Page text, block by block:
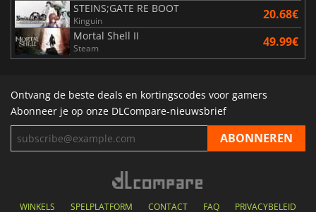
STEINS;GATE RE BOOT
Kinguin 20.68€
Mortal Shell II
Steam 49.99€
Ontvang de beste deals en kortingscodes voor gamers
Abonneer je op onze DLCompare-nieuwsbrief
WINKELS SPELPLATFORM CONTACT FAQ PRIVACYBELEID